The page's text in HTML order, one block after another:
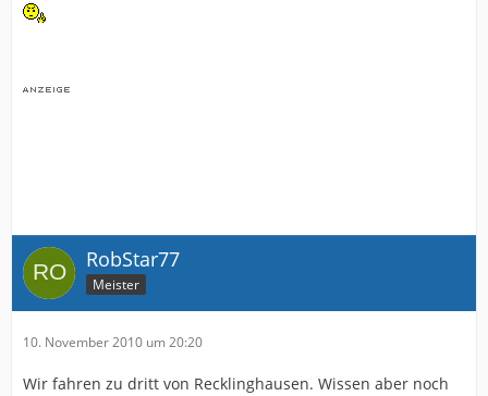
RobStar77
Meister
10. November 2010 um 20:20
Wir fahren zu dritt von Recklinghausen. Wissen aber noch